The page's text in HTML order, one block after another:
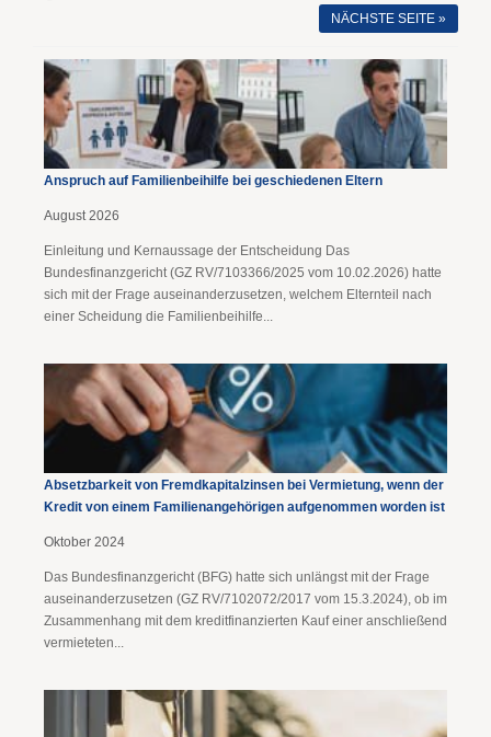
NÄCHSTE SEITE »
Anspruch auf Familienbeihilfe bei geschiedenen Eltern
August 2026
Einleitung und Kernaussage der Entscheidung Das
Bundesfinanzgericht (GZ RV/7103366/2025 vom 10.02.2026) hatte
sich mit der Frage auseinanderzusetzen, welchem Elternteil nach
einer Scheidung die Familienbeihilfe...
Absetzbarkeit von Fremdkapitalzinsen bei Vermietung, wenn der
Kredit von einem Familienangehörigen aufgenommen worden ist
Oktober 2024
Das Bundesfinanzgericht (BFG) hatte sich unlängst mit der Frage
auseinanderzusetzen (GZ RV/7102072/2017 vom 15.3.2024), ob im
Zusammenhang mit dem kreditfinanzierten Kauf einer anschließend
vermieteten...